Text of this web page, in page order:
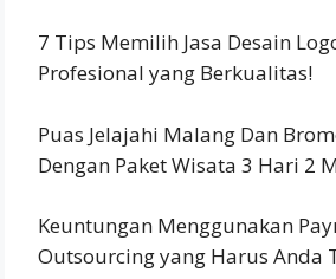
7 Tips Memilih Jasa Desain
Profesional yang Berkualitas!
Puas Jelajahi Malang Dan
Dengan Paket Wisata 3 Hari 2
Keuntungan Menggunakan
Outsourcing yang Harus Anda